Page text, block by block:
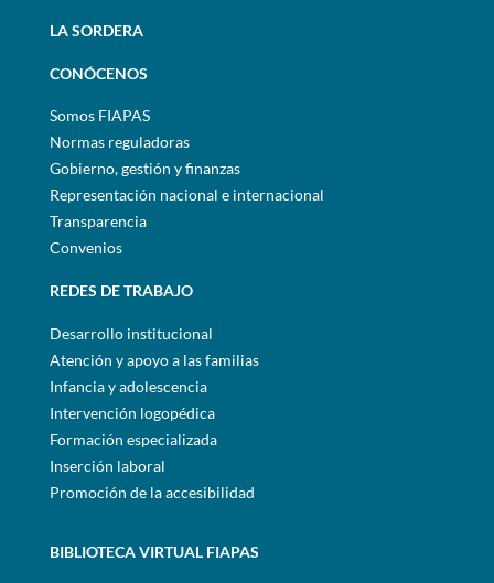
LA SORDERA
CONÓCENOS
Somos FIAPAS
Normas reguladoras
Gobierno, gestión y finanzas
Representación nacional e internacional
Transparencia
Convenios
REDES DE TRABAJO
Desarrollo institucional
Atención y apoyo a las familias
Infancia y adolescencia
Intervención logopédica
Formación especializada
Inserción laboral
Promoción de la accesibilidad
BIBLIOTECA VIRTUAL FIAPAS